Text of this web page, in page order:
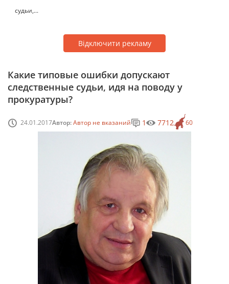
судьи,...
Відключити рекламу
Какие типовые ошибки допускают
следственные судьи, идя на поводу у
прокуратуры?
24.01.2017Автор:Автор не вказаний 60
1 7712